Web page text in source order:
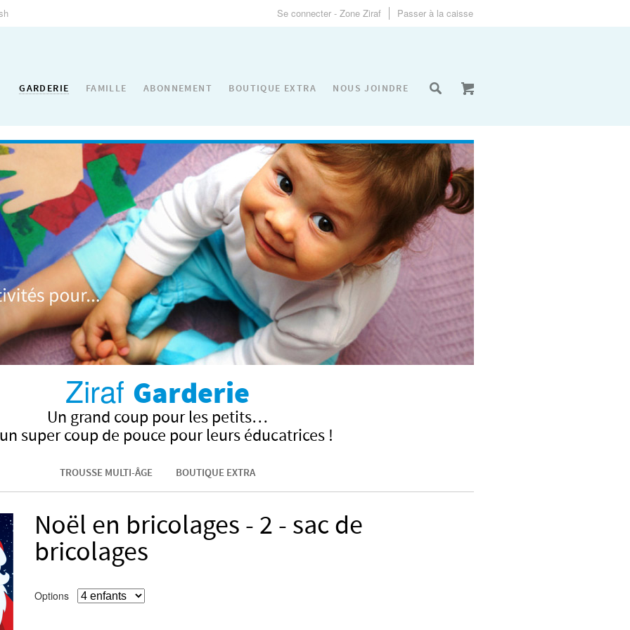
Se connecter - Zone Ziraf Passer à la caisse
GARDERIE FAMILLE ABONNEMENT BOUTIQUE EXTRA NOUS JOINDRE
Ziraf Garderie
Un grand coup pour les petits…
super coup de pouce pour leurs éducatrices !
TROUSSE MULTI-ÂGE BOUTIQUE EXTRA
Noël en bricolages - 2 - sac de
bricolages
Options